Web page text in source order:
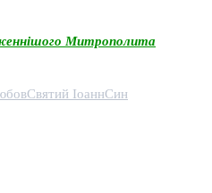
Митрополита
Святий ІоаннСин